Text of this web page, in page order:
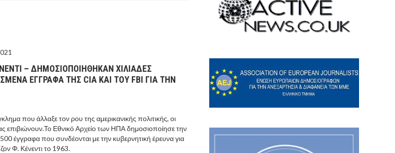
– ΔΗΜΟΣΙΟΠΟΙΗΘΗΚΑΝ ΧΙΛΙΑΔΕΣ
ΕΓΓΡΑΦΑ ΤΗΣ CIA ΚΑΙ ΤΟΥ FBI ΓΙΑ ΤΗΝ
που άλλαξε τον ρου της αμερικανικής πολιτικής, οι
επιβιώνουν.Το Εθνικό Αρχείο των ΗΠΑ δημοσιοποίησε την
έγγραφα που συνδέονται με την κυβερνητική έρευνα για
Φ. Κένεντι το 1963.